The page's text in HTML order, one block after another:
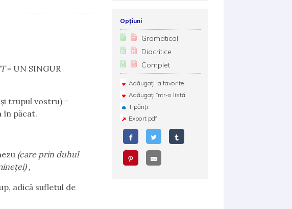
= UN SINGUR
trupul vostru) =
în păcat.
(care prin duhul
,
adică sufletul de
Opțiuni
Gramatical
Diacritice
Complet
Adăugați la favorite
Adăugați într-o listă
Tipăriți
Export pdf